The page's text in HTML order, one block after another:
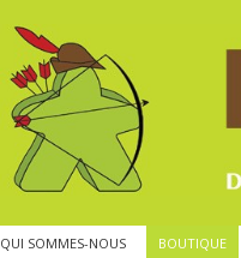
QUI SOMMES-NOUS BOUTIQUE